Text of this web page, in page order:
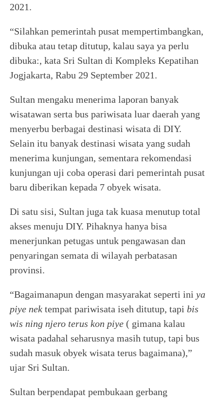
2021.
“Silahkan pemerintah pusat mempertimbangkan,
dibuka atau tetap ditutup, kalau saya ya perlu
dibuka:, kata Sri Sultan di Kompleks Kepatihan
Jogjakarta, Rabu 29 September 2021.
Sultan mengaku menerima laporan banyak
wisatawan serta bus pariwisata luar daerah yang
menyerbu berbagai destinasi wisata di DIY.
Selain itu banyak destinasi wisata yang sudah
menerima kunjungan, sementara rekomendasi
kunjungan uji coba operasi dari pemerintah pusat
baru diberikan kepada 7 obyek wisata.
Di satu sisi, Sultan juga tak kuasa menutup total
akses menuju DIY. Pihaknya hanya bisa
menerjunkan petugas untuk pengawasan dan
penyaringan semata di wilayah perbatasan
provinsi.
“Bagaimanapun dengan masyarakat seperti ini ya
piye nek tempat pariwisata iseh ditutup, tapi bis
wis ning njero terus kon piye ( gimana kalau
wisata padahal seharusnya masih tutup, tapi bus
sudah masuk obyek wisata terus bagaimana),”
ujar Sri Sultan.
Sultan berpendapat pembukaan gerbang